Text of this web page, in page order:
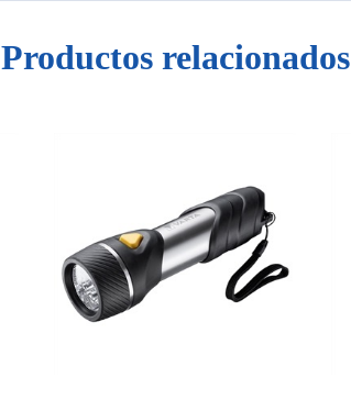
Productos relacionados